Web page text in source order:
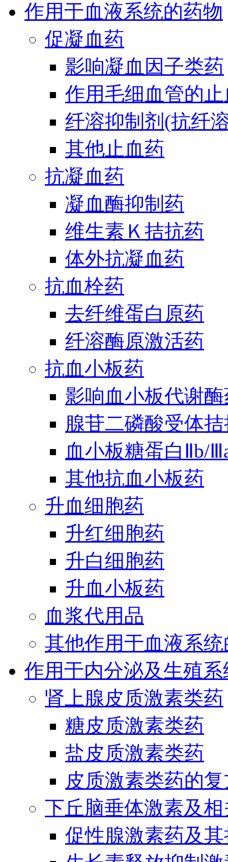
作用于血液系统的药物
促凝血药
影响凝血因子类药
作用毛细血管的
纤溶抑制剂(抗纤
其他止血药
抗凝血药
凝血酶抑制药
维生素Ｋ拮抗药
体外抗凝血药
抗血栓药
去纤维蛋白原药
纤溶酶原激活药
抗血小板药
影响血小板代谢
腺苷二磷酸受体
血小板糖蛋白Ⅱb/
其他抗血小板药
升血细胞药
升红细胞药
升白细胞药
升血小板药
血浆代用品
其他作用于血液系
作用于内分泌及生殖
肾上腺皮质激素类药
糖皮质激素类药
盐皮质激素类药
皮质激素类药的
下丘脑垂体激素及
促性腺激素药及